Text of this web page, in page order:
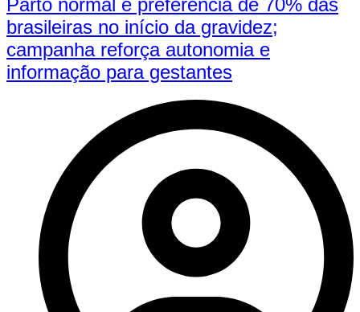
brasileiras no início da gravidez;
campanha reforça autonomia e
informação para gestantes